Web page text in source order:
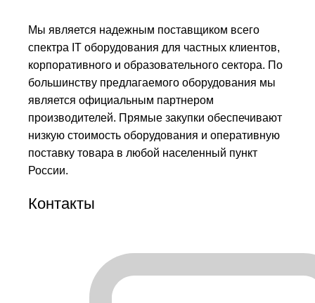
Мы является надежным поставщиком всего
спектра IT оборудования для частных клиентов,
корпоративного и образовательного сектора. По
большинству предлагаемого оборудования мы
является официальным партнером
производителей. Прямые закупки обеспечивают
низкую стоимость оборудования и оперативную
поставку товара в любой населенный пункт
России.
Контакты